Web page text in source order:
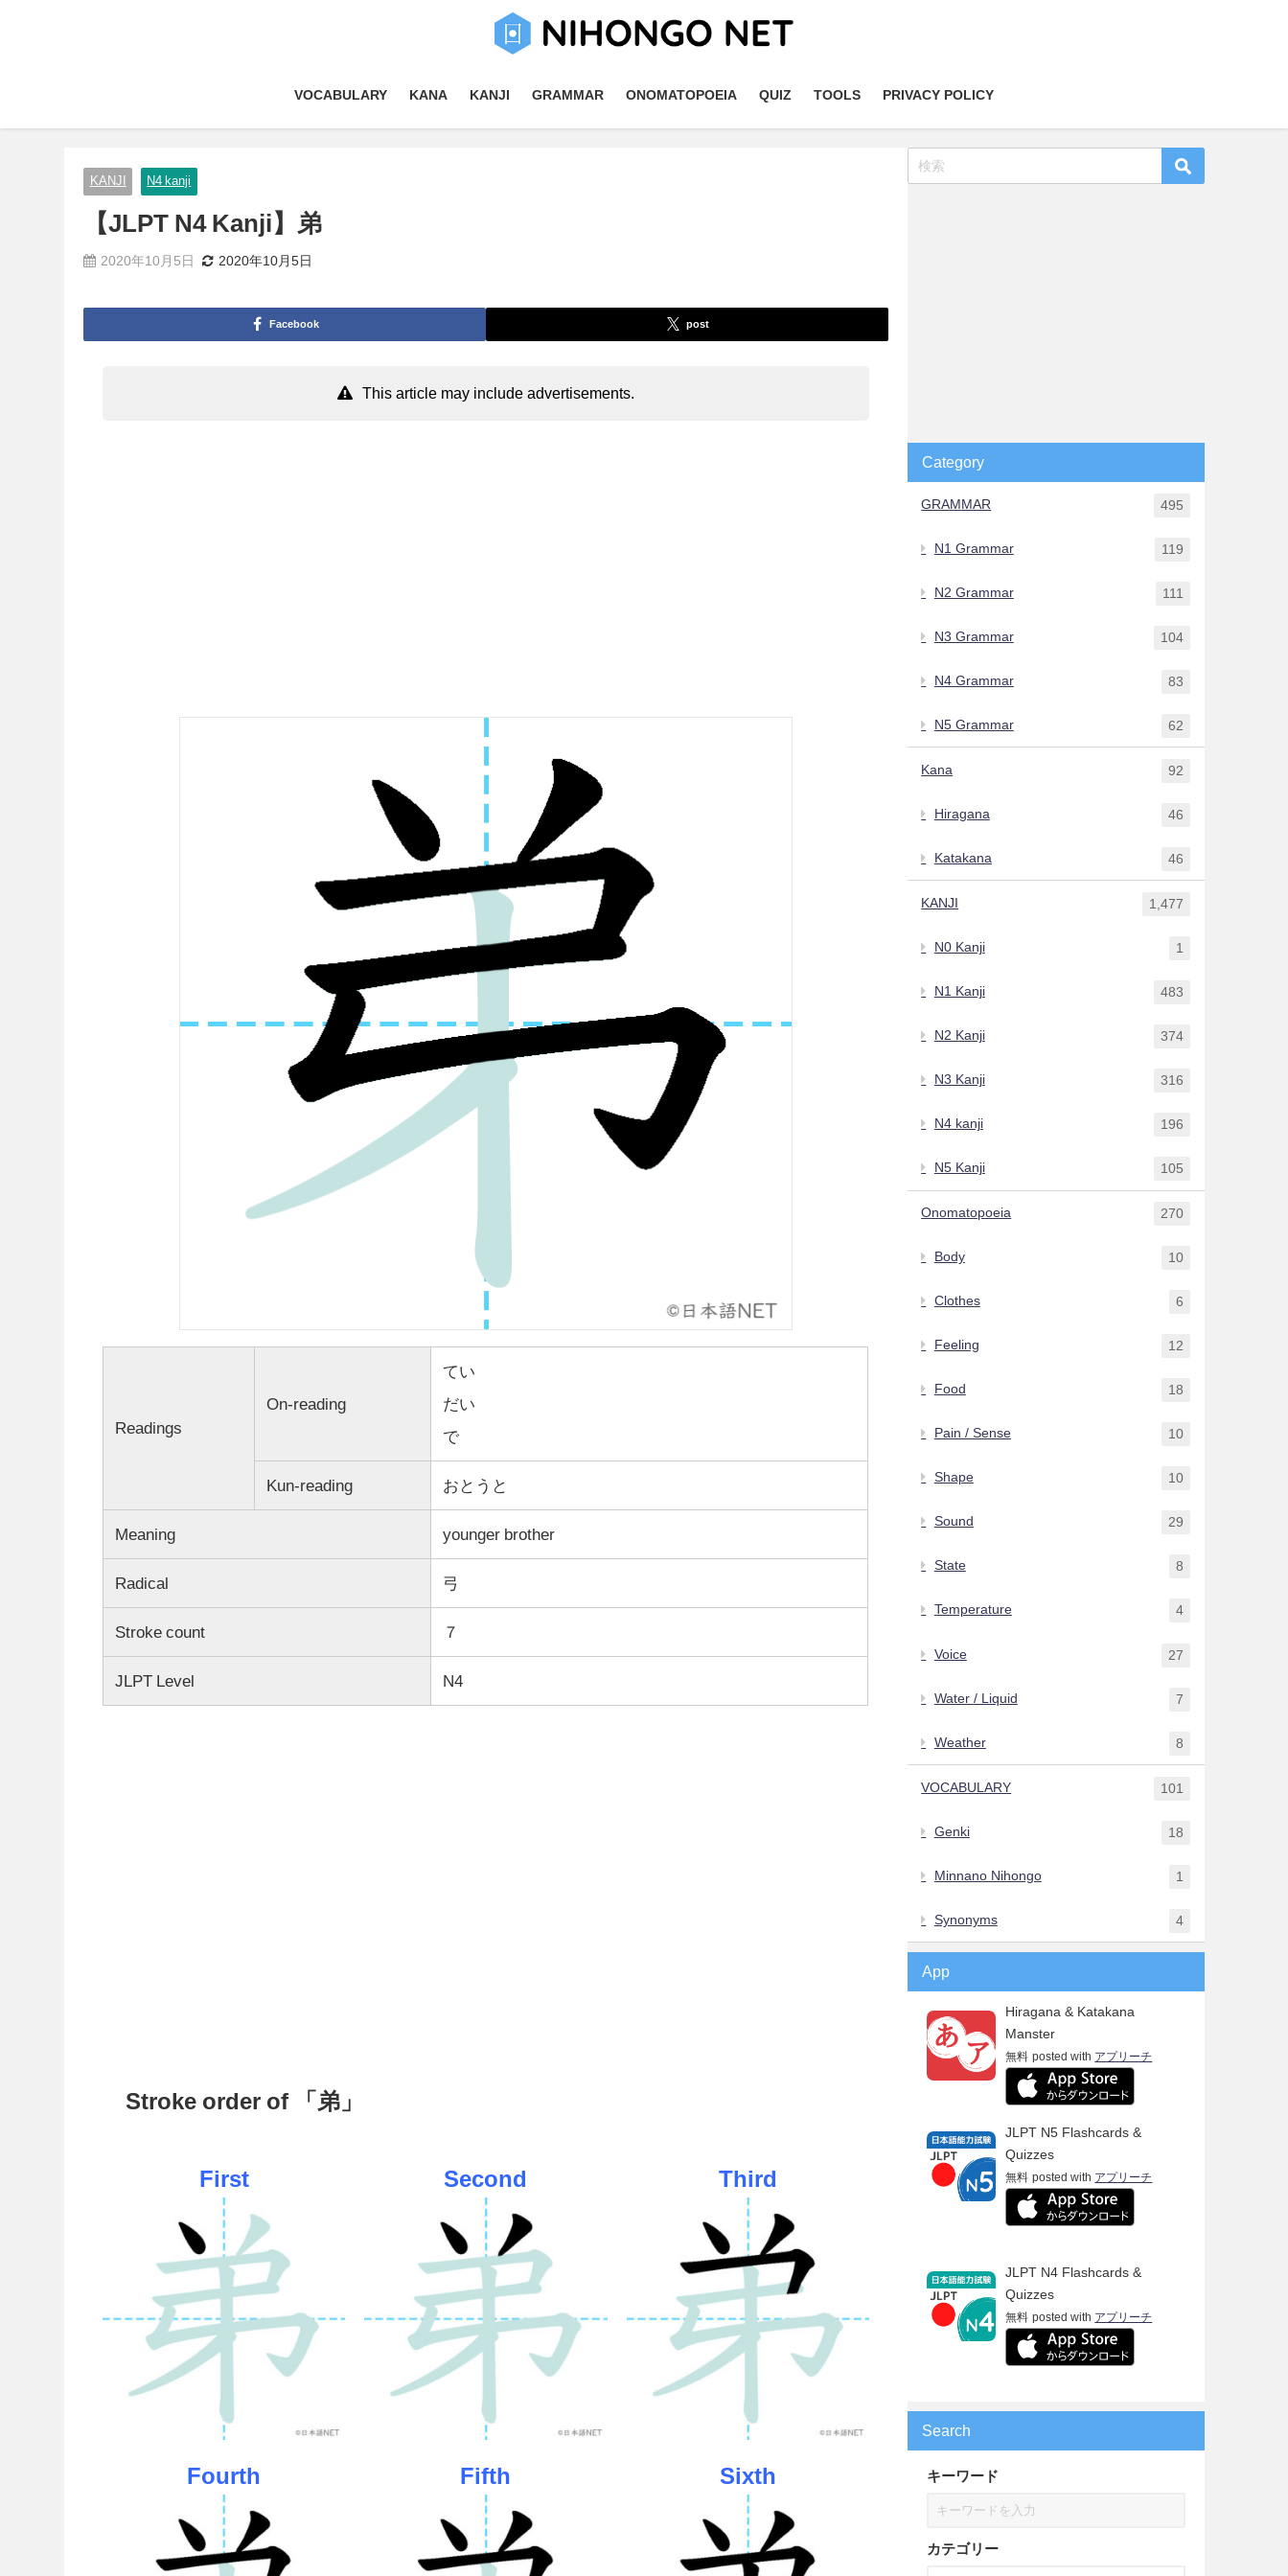
VOCABULARY KANA KANJI GRAMMAR ONOMATOPOEIA QUIZ TOOLS PRIVACY POLICY
KANJI N4 kanji
【JLPT N4 Kanji】弟
2020年10月5日 2020年10月5日
Facebook post
This article may include advertisements.
Readings
On-reading
てい
だい
で
Kun-reading おとうと
Meaning younger brother
Radical 弓
Stroke count ７
JLPT Level N4
Stroke order of 「弟」
First Second Third
Fourth Fifth Sixth
Category
GRAMMAR 495
N1 Grammar 119
N2 Grammar 111
N3 Grammar 104
N4 Grammar 83
N5 Grammar 62
Kana 92
Hiragana 46
Katakana 46
KANJI 1,477
N0 Kanji 1
N1 Kanji 483
N2 Kanji 374
N3 Kanji 316
N4 kanji 196
N5 Kanji 105
Onomatopoeia 270
Body 10
Clothes 6
Feeling 12
Food 18
Pain / Sense 10
Shape 10
Sound 29
State 8
Temperature 4
Voice 27
Water / Liquid 7
Weather 8
VOCABULARY 101
Genki 18
Minnano Nihongo 1
Synonyms 4
App
Hiragana & Katakana
Manster
無料 posted with アプリーチ
JLPT N5 Flashcards &
Quizzes
無料 posted with アプリーチ
JLPT N4 Flashcards &
Quizzes
無料 posted with アプリーチ
Search
キーワード
カテゴリー